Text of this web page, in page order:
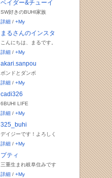
ベイダー&チューイ
SW好きのBUHI家族
詳細/ +My
まるさんのインスタ
こんにちは、まるです。
詳細/ +My
akari.sanpou
ボンドとダンボ
詳細/ +My
cadi326
6BUHI LIFE
詳細/ +My
325_buhi
デイジーです！よろしく
詳細/ +My
プティ
三重生まれ岐阜住みです
詳細/ +My